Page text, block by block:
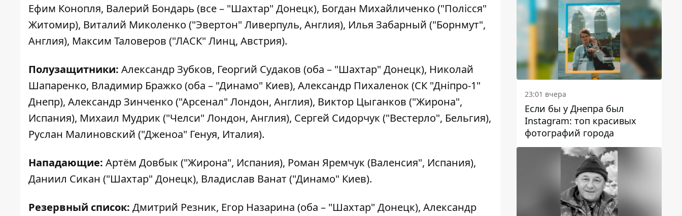
Ефим Конопля, Валерий Бондарь (все – "Шахтар" Донецк), Богдан Михайличенко ("Полісся"
Житомир), Виталий Миколенко ("Эвертон" Ливерпуль, Англия), Илья Забарный ("Борнмут",
Англия), Максим Таловеров ("ЛАСК" Линц, Австрия).
Полузащитники: Александр Зубков, Георгий Судаков (оба – "Шахтар" Донецк), Николай
Шапаренко, Владимир Бражко (оба – "Динамо" Киев), Александр Пихаленок (СК "Дніпро-1"
Днепр), Александр Зинченко ("Арсенал" Лондон, Англия), Виктор Цыганков ("Жирона",
Испания), Михаил Мудрик ("Челси" Лондон, Англия), Сергей Сидорчук ("Вестерло", Бельгия),
Руслан Малиновский ("Дженоа" Генуя, Италия).
Нападающие: Артём Довбык ("Жирона", Испания), Роман Яремчук (Валенсия", Испания),
Даниил Сикан ("Шахтар" Донецк), Владислав Ванат ("Динамо" Киев).
Резервный список: Дмитрий Резник, Егор Назарина (оба – "Шахтар" Донецк), Александр
23:01 вчера
Если бы у Днепра был
Instagram: топ красивых
фотографий города